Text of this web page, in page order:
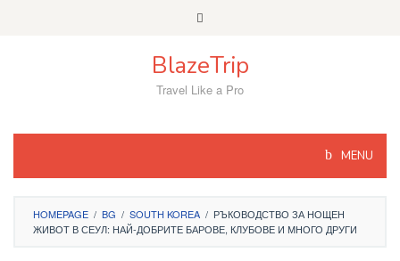
BlazeTrip
Travel Like a Pro
MENU
HOMEPAGE / BG / SOUTH KOREA / РЪКОВОДСТВО ЗА НОЩЕН
ЖИВОТ В СЕУЛ: НАЙ-ДОБРИТЕ БАРОВЕ, КЛУБОВЕ И МНОГО ДРУГИ